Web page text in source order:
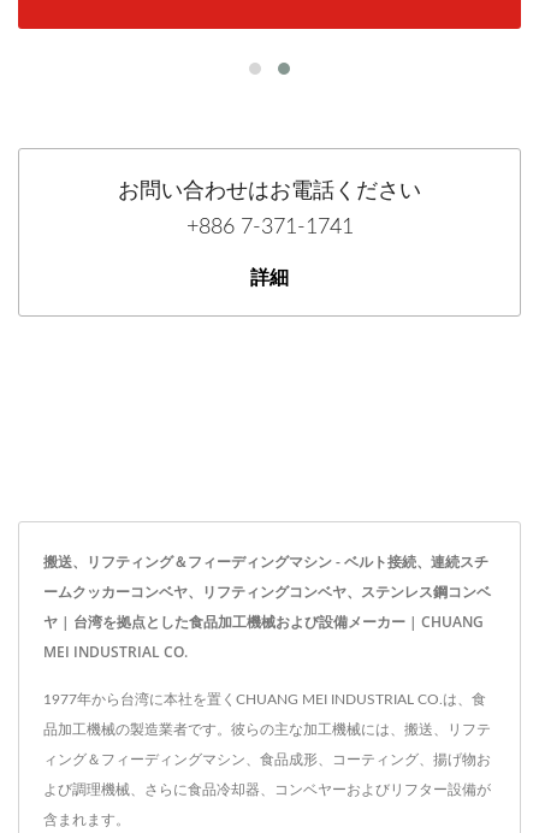
お問い合わせはお電話ください
+886 7-371-1741
詳細
搬送、リフティング＆フィーディングマシン - ベルト接続、連続スチ
ームクッカーコンベヤ、リフティングコンベヤ、ステンレス鋼コンベ
ヤ | 台湾を拠点とした食品加工機械および設備メーカー | CHUANG
MEI INDUSTRIAL CO.
1977年から台湾に本社を置くCHUANG MEI INDUSTRIAL CO.は、食
品加工機械の製造業者です。彼らの主な加工機械には、搬送、リフテ
ィング＆フィーディングマシン、食品成形、コーティング、揚げ物お
よび調理機械、さらに食品冷却器、コンベヤーおよびリフター設備が
含まれます。